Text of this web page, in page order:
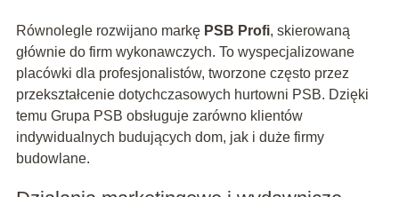
Równolegle rozwijano markę PSB Profi, skierowaną
głównie do firm wykonawczych. To wyspecjalizowane
placówki dla profesjonalistów, tworzone często przez
przekształcenie dotychczasowych hurtowni PSB. Dzięki
temu Grupa PSB obsługuje zarówno klientów
indywidualnych budujących dom, jak i duże firmy
budowlane.